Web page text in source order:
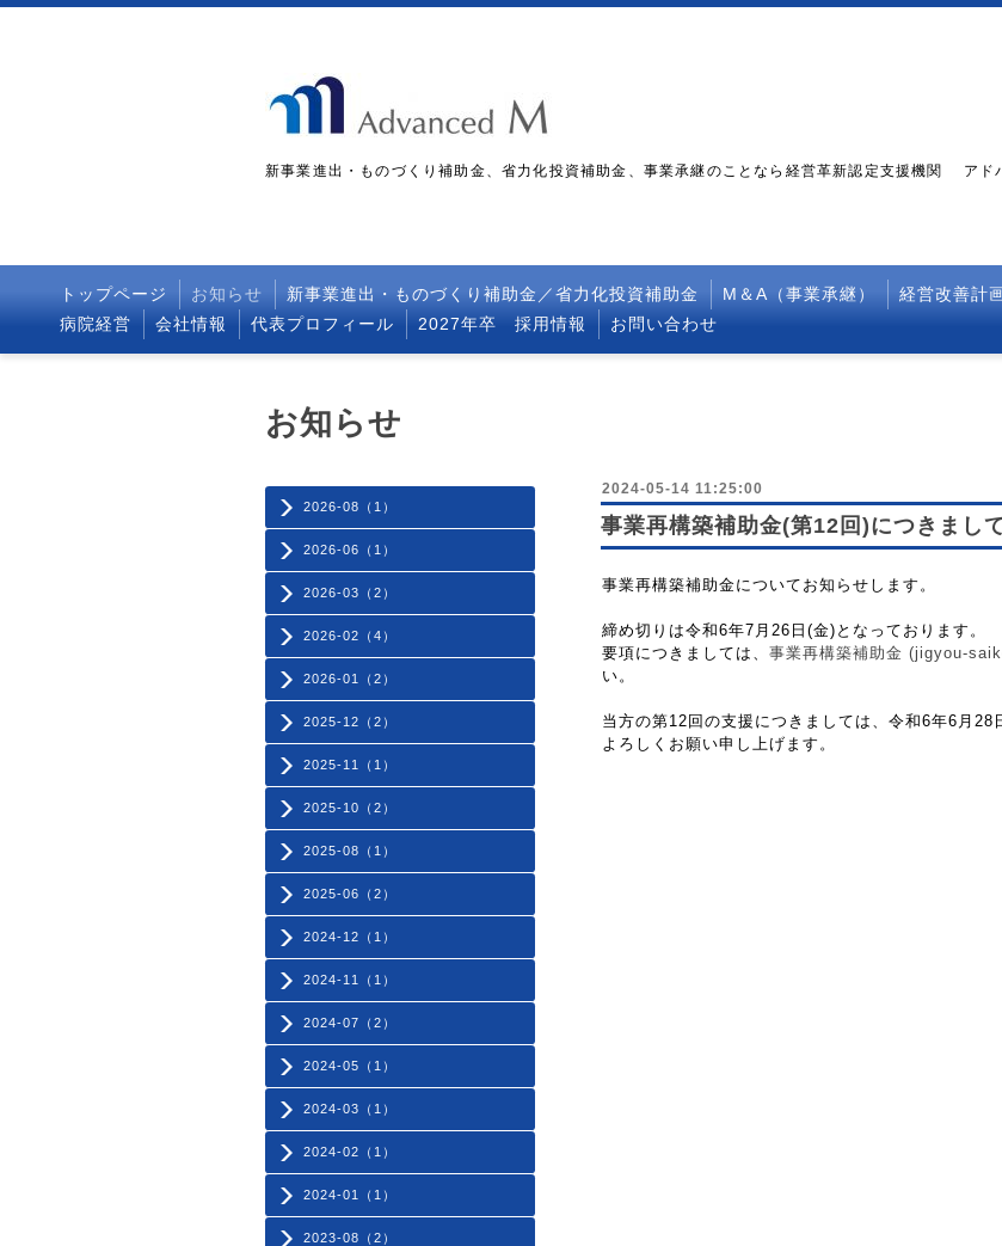
新事業進出・ものづくり補助金、省力化投資補助金、事業承継のことなら経営革新認定支援機関 アド
トップページ お知らせ 新事業進出・ものづくり補助金／省力化投資補助金 M＆A（事業承継） 経営改善計
病院経営
会社情報 代表プロフィール 2027年卒 採用情報 お問い合わせ
2026-08（1）
2026-06（1）
2026-03（2）
2026-02（4）
2026-01（2）
2025-12（2）
2025-11（1）
2025-10（2）
2025-08（1）
2025-06（2）
2024-12（1）
2024-11（1）
2024-07（2）
2024-05（1）
2024-03（1）
2024-02（1）
2024-01（1）
2023-08（2）
お知らせ
2024-05-14 11:25:00
事業再構築補助金(第12回)につきまし
事業再構築補助金についてお知らせします。
締め切りは令和6年7月26日(金)となっております。
要項につきましては、 事業再構築補助金 (jigyou-
い。
当方の第12回の支援につきましては、令和6年6月28
よろしくお願い申し上げます。